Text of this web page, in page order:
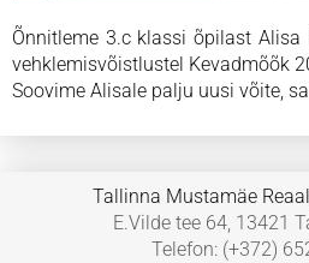
Õnnitleme 3.c klassi õpilast Alisa
vehklemisvõistlustel Kevadmõõk
Soovime Alisale palju uusi võite,
Tallinna Mustamäe
E.Vilde tee 64, 13421
Telefon: (+372)